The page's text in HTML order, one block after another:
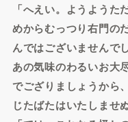
「へえい。ようよう
めからむっつり右門の
んではございませんで
あの気味のわるいお大
でござりましょうから
じたばたはいたしませ